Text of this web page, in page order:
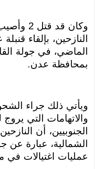
النازحين، بإلقاء
الماضي، في جولة
بمحافظة عدن.
ويأتي ذلك جراء
والاتهامات التي
الجنوبيين، أن
الشمالية، عبارة عن
عمليات اغتيالات في